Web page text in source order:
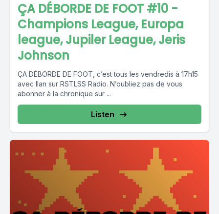
ÇA DÉBORDE DE FOOT #10 -
Champions League, Europa
league, Jupiler League, Jeris
Johnson
ÇA DÉBORDE DE FOOT, c’est tous les vendredis à 17h15
avec Ilan sur RSTLSS Radio. N’oubliez pas de vous
abonner à la chronique sur ...
Listen